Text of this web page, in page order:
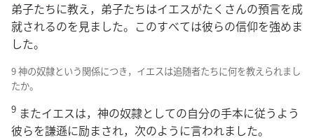
弟子たちに教え，弟子たちはイエスがたくさんの預言を成
就されるのを見ました。このすべては彼らの信仰を強めま
した。
9 神の奴隷という関係につき，イエスは追随者たちに何を教えられまし
たか。
9 またイエスは，神の奴隷としての自分の手本に従うよう
彼らを謙遜に励まされ，次のように言われました。